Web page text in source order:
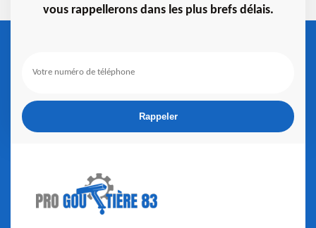
vous rappellerons dans les plus brefs délais.